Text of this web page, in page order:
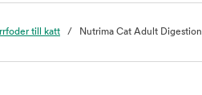
till katt Nutrima Cat Adult Digestion